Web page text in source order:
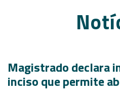
Magistrado declara
inciso que permite